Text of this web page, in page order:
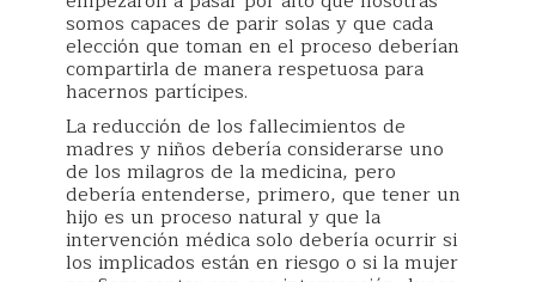
somos capaces de parir solas y que cada
elección que toman en el proceso deberían
compartirla de manera respetuosa para
hacernos partícipes.
La reducción de los fallecimientos de
madres y niños debería considerarse uno
de los milagros de la medicina, pero
debería entenderse, primero, que tener un
hijo es un proceso natural y que la
intervención médica solo debería ocurrir si
los implicados están en riesgo o si la mujer